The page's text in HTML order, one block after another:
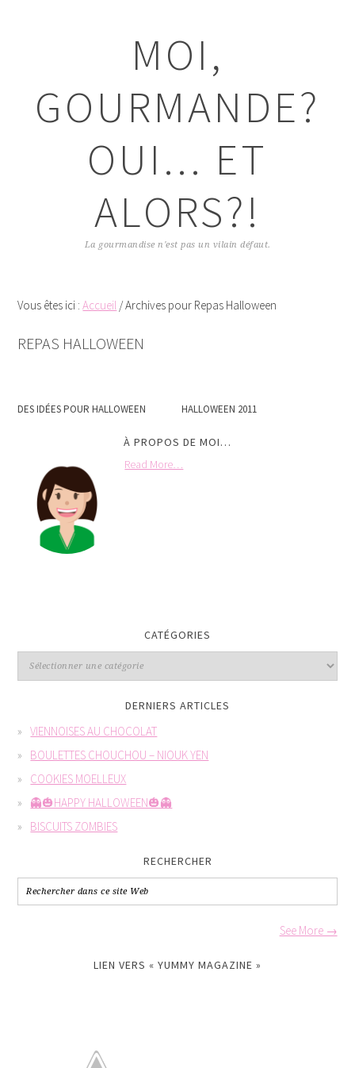
principale
MOI,
GOURMANDE?
OUI... ET
ALORS?!
La gourmandise n'est pas un vilain défaut.
Vous êtes ici :Accueil /Archives pour Repas Halloween
REPAS HALLOWEEN
DES IDÉES POUR HALLOWEEN HALLOWEEN 2011
À PROPOS DE MOI…
Read More…
CATÉGORIES
DERNIERS ARTICLES
VIENNOISES AU CHOCOLAT
BOULETTES CHOUCHOU – NIOUK YEN
COOKIES MOELLEUX
👻🎃HAPPY HALLOWEEN🎃👻
BISCUITS ZOMBIES
RECHERCHER
See More →
LIEN VERS « YUMMY MAGAZINE »